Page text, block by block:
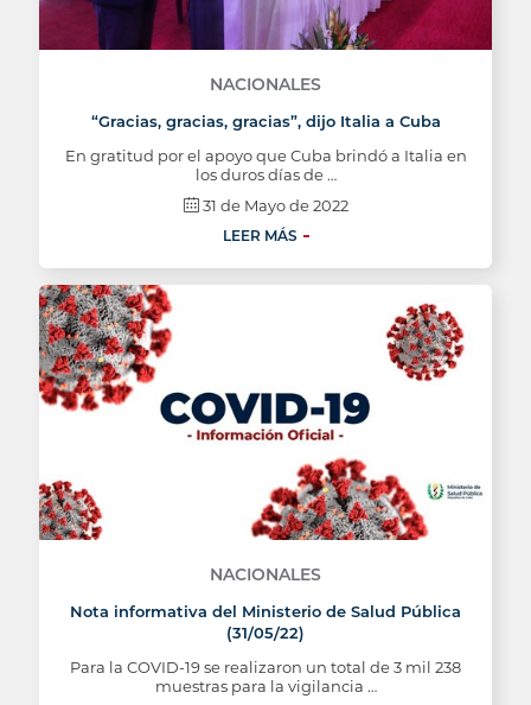
NACIONALES
“Gracias, gracias, gracias”, dijo Italia a Cuba
En gratitud por el apoyo que Cuba brindó a Italia en
los duros días de …
31 de Mayo de 2022
LEER MÁS
NACIONALES
Nota informativa del Ministerio de Salud Pública
(31/05/22)
Para la COVID-19 se realizaron un total de 3 mil 238
muestras para la vigilancia …